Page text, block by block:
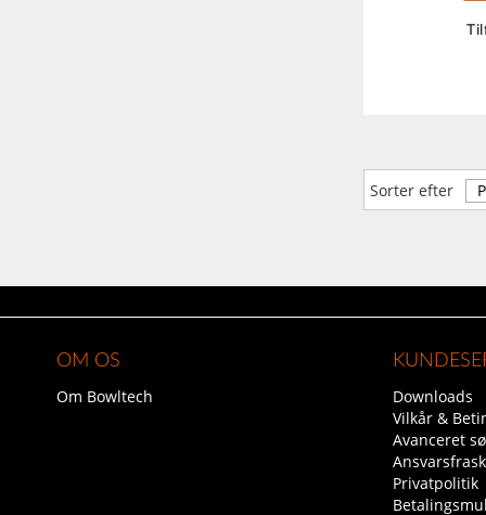
Sorter efter
OM OS
Om Bowltech
Downloads
Vilkår &
Avanceret
Privatpolitik